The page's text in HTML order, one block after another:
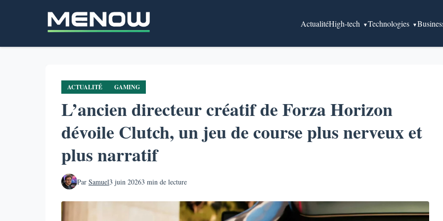
ActualitéHigh-tech Technologies
ACTUALITÉ GAMING
L’ancien directeur créatif de Forza Horizon
dévoile Clutch, un jeu de course plus nerveux et
plus narratif
Par Samuel3 juin 20263 min de lecture